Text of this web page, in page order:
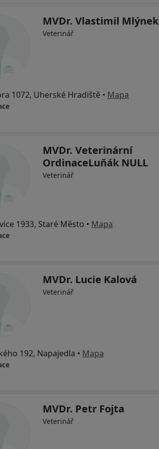
MVDr. Vlastimil Mlýnek
Veterinář
1072, Uherské Hradiště • Mapa
MVDr. Veterinární
OrdinaceLuňák NULL
Veterinář
1933, Staré Město • Mapa
MVDr. Lucie Kalová
Veterinář
192, Napajedla • Mapa
MVDr. Petr Fojta
Veterinář